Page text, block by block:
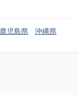
鹿児島県 沖縄県